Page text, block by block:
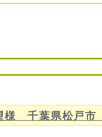
様 千葉県松戸